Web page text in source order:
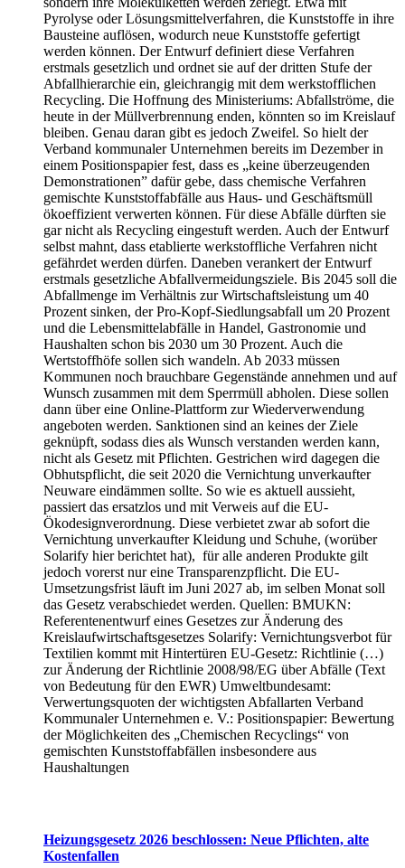
Pyrolyse oder Lösungsmittelverfahren, die Kunststoffe in ihre
Bausteine auflösen, wodurch neue Kunststoffe gefertigt
werden können. Der Entwurf definiert diese Verfahren
erstmals gesetzlich und ordnet sie auf der dritten Stufe der
Abfallhierarchie ein, gleichrangig mit dem werkstofflichen
Recycling. Die Hoffnung des Ministeriums: Abfallströme, die
heute in der Müllverbrennung enden, könnten so im Kreislauf
bleiben. Genau daran gibt es jedoch Zweifel. So hielt der
Verband kommunaler Unternehmen bereits im Dezember in
einem Positionspapier fest, dass es „keine überzeugenden
Demonstrationen” dafür gebe, dass chemische Verfahren
gemischte Kunststoffabfälle aus Haus- und Geschäftsmüll
ökoeffizient verwerten können. Für diese Abfälle dürften sie
gar nicht als Recycling eingestuft werden. Auch der Entwurf
selbst mahnt, dass etablierte werkstoffliche Verfahren nicht
gefährdet werden dürfen. Daneben verankert der Entwurf
erstmals gesetzliche Abfallvermeidungsziele. Bis 2045 soll die
Abfallmenge im Verhältnis zur Wirtschaftsleistung um 40
Prozent sinken, der Pro-Kopf-Siedlungsabfall um 20 Prozent
und die Lebensmittelabfälle in Handel, Gastronomie und
Haushalten schon bis 2030 um 30 Prozent. Auch die
Wertstoffhöfe sollen sich wandeln. Ab 2033 müssen
Kommunen noch brauchbare Gegenstände annehmen und auf
Wunsch zusammen mit dem Sperrmüll abholen. Diese sollen
dann über eine Online-Plattform zur Wiederverwendung
angeboten werden. Sanktionen sind an keines der Ziele
geknüpft, sodass dies als Wunsch verstanden werden kann,
nicht als Gesetz mit Pflichten. Gestrichen wird dagegen die
Obhutspflicht, die seit 2020 die Vernichtung unverkaufter
Neuware eindämmen sollte. So wie es aktuell aussieht,
passiert das ersatzlos und mit Verweis auf die EU-
Ökodesignverordnung. Diese verbietet zwar ab sofort die
Vernichtung unverkaufter Kleidung und Schuhe, (worüber
Solarify hier berichtet hat), für alle anderen Produkte gilt
jedoch vorerst nur eine Transparenzpflicht. Die EU-
Umsetzungsfrist läuft im Juni 2027 ab, im selben Monat soll
das Gesetz verabschiedet werden. Quellen: BMUKN:
Referentenentwurf eines Gesetzes zur Änderung des
Kreislaufwirtschaftsgesetzes Solarify: Vernichtungsverbot für
Textilien kommt mit Hintertüren EU-Gesetz: Richtlinie (…)
zur Änderung der Richtlinie 2008/98/EG über Abfälle (Text
von Bedeutung für den EWR) Umweltbundesamt:
Verwertungsquoten der wichtigsten Abfallarten Verband
Kommunaler Unternehmen e. V.: Positionspapier: Bewertung
der Möglichkeiten des „Chemischen Recyclings“ von
gemischten Kunststoffabfällen insbesondere aus
Haushaltungen
Heizungsgesetz 2026 beschlossen: Neue Pflichten, alte
Kostenfallen